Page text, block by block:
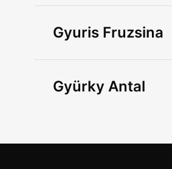
Gyuris Fruzsina
Gyürky Antal